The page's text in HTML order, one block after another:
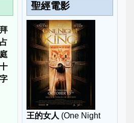
拜
占
庭
十
字
聖經電影
王的女人 (One Night